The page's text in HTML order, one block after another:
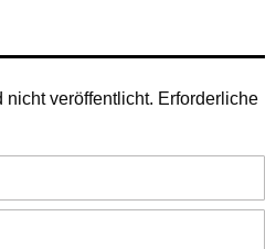
nicht veröffentlicht. Erforderliche